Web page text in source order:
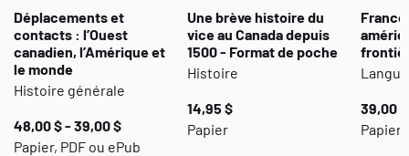
Déplacements et
contacts : l’Ouest
canadien, l’Amérique et
le monde
Histoire générale
48,00 $ - 39,00 $
Papier, PDF ou ePub
Une brève histoire du
vice au Canada depuis
1500 - Format de poche
Histoire
14,95 $
Papier
39,00 $
Papier